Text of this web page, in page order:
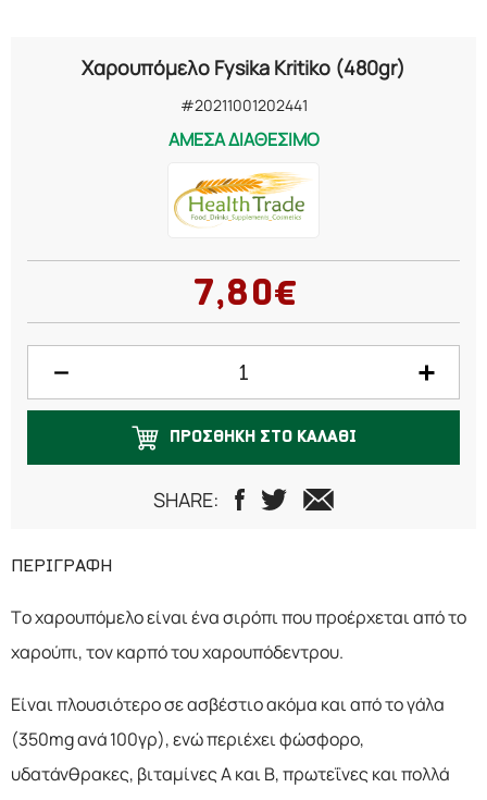
Χαρουπόμελο Fysika Kritiko (480gr)
#20211001202441
ΑΜΕΣΑ ΔΙΑΘΕΣΙΜΟ
7,80€
ΠΡΟΣΘΗΚΗ ΣΤΟ ΚΑΛΑΘΙ
SHARE:
ΠΕΡΙΓΡΑΦΗ
Το χαρουπόμελο είναι ένα σιρόπι που προέρχεται από το
χαρούπι, τον καρπό του χαρουπόδεντρου.
Είναι πλουσιότερο σε ασβέστιο ακόμα και από το γάλα
(350mg ανά 100γρ), ενώ περιέχει φώσφορο,
υδατάνθρακες, βιταμίνες Α και Β, πρωτεΐνες και πολλά